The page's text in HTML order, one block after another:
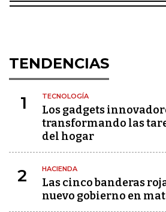
TENDENCIAS
1 TECNOLOGÍA
Los gadgets
transformando las
del hogar
2 HACIENDA
Las cinco banderas
nuevo gobierno en